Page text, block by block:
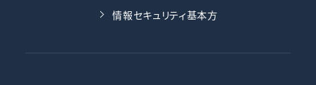
情報セキュリティ基本方